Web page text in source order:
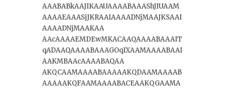
AAABABkAAJIKAAUAAAABAAAShJIUAAM
AAAAEAAASjJKRAAIAAAADNjMAAJKSAAI
AAAADNjMAAKAA
AAcAAAAEMDEwMKACAAQAAAABAAAIT
qADAAQAAAABAAAGOqIXAAMAAAABAAI
AAKMBAAcAAAABAQAA
AKQCAAMAAAABAAAAAKQDAAMAAAAB
AAAAAKQFAAMAAAABACEAAKQGAAMA